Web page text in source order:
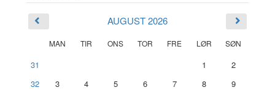
AUGUST 2026
MAN TIR ONS TOR FRE LØR SØN
31 1
2
32
3 4 5 6 7 8
9